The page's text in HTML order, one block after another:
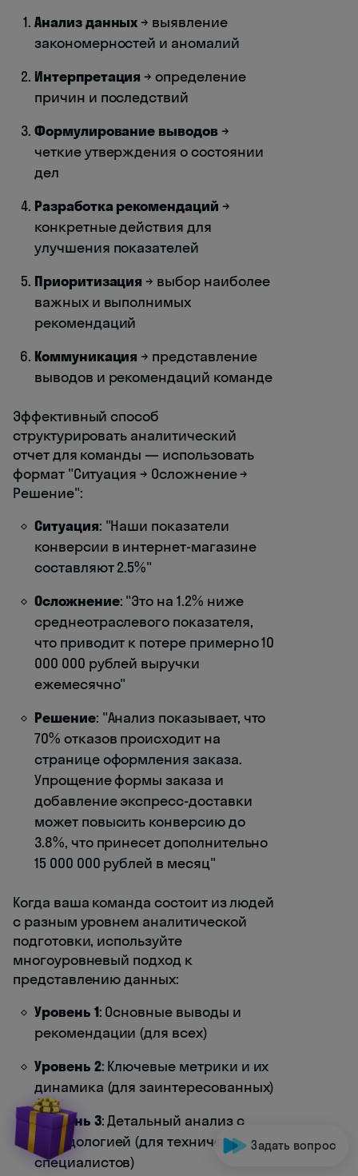
Анализ данных→ выявление
закономерностей и аномалий
Интерпретация → определение
причин и последствий
Формулирование выводов→
четкие утверждения о состоянии
дел
Разработка рекомендаций →
конкретные действия для
улучшения показателей
Приоритизация → выбор наиболее
важных и выполнимых
рекомендаций
Коммуникация → представление
выводов и рекомендаций команде
Эффективный способ
структурировать аналитический
отчет для команды — использовать
формат "Ситуация → Осложнение →
Решение":
Ситуация: "Наши показатели
конверсии в интернет-магазине
составляют 2.5%"
Осложнение: "Это на 1.2% ниже
среднеотраслевого показателя,
что приводит к потере примерно 10
000 000 рублей выручки
ежемесячно"
Решение: "Анализ показывает, что
70% отказов происходит на
странице оформления заказа.
Упрощение формы заказа и
добавление экспресс-доставки
может повысить конверсию до
3.8%, что принесет дополнительно
15 000 000 рублей в месяц"
Когда ваша команда состоит из людей
с разным уровнем аналитической
подготовки, используйте
многоуровневый подход к
представлению данных:
Уровень 1: Основные выводы и
рекомендации (для всех)
Уровень 2: Ключевые метрики и их
динамика (для заинтересованных)
Уровень 3: Детальный анализ с
методологией (для технических
специалистов)
Задать вопрос